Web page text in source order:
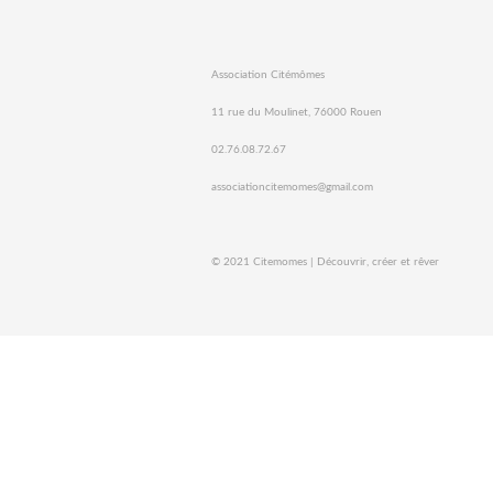
Association Citémômes
11 rue du Moulinet, 76000 Rouen
02.76.08.72.67
associationcitemomes@gmail.com
© 2021 Citemomes | Découvrir, créer et rêver